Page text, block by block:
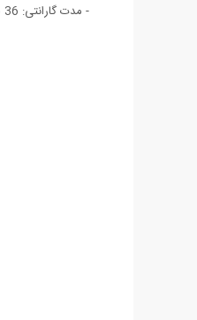
- مدت گارانتی: 36 ماه